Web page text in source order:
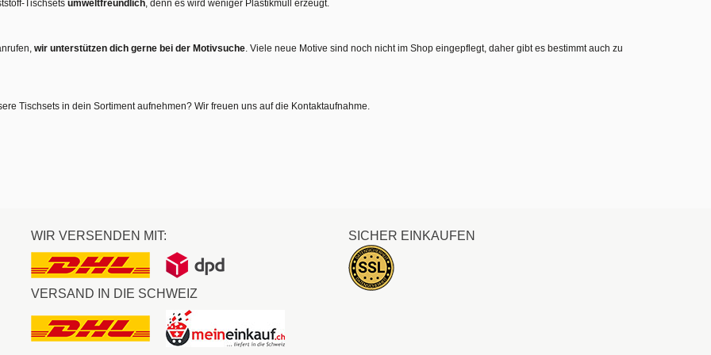
Tischsets umweltfreundlich, denn es wird weniger Plastikmüll erzeugt.
wir unterstützen dich gerne bei der Motivsuche. Viele neue Motive sind noch nicht im Shop eingepflegt, daher gibt es bestimmt auch zu
Tischsets in dein Sortiment aufnehmen? Wir freuen uns auf die Kontaktaufnahme.
WIR VERSENDEN MIT:
VERSAND IN DIE SCHWEIZ
SICHER EINKAUFEN